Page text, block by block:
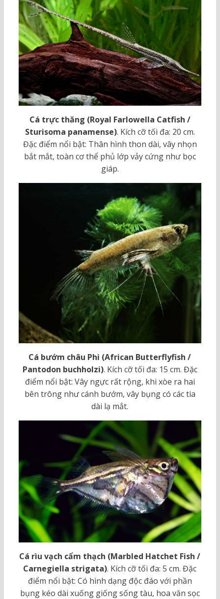
Cá trực thăng (Royal Farlowella Catfish /
Sturisoma panamense). Kích cỡ tối đa: 20 cm.
Đặc điểm nổi bật: Thân hình thon dài, vây nhọn
bắt mắt, toàn cơ thể phủ lớp vảy cứng như bọc
giáp.
Cá bướm châu Phi (African Butterflyfish /
Pantodon buchholzi). Kích cỡ tối đa: 15 cm. Đặc
điểm nổi bật: Vây ngực rất rộng, khi xòe ra hai
bên trông như cánh bướm, vây bụng có các tia
dài lạ mắt.
Cá rìu vạch cẩm thạch (Marbled Hatchet Fish /
Carnegiella strigata). Kích cỡ tối đa: 5 cm. Đặc
điểm nổi bật: Có hình dạng độc đáo với phần
bụng kéo dài xuống giống sống tàu, hoa văn sọc